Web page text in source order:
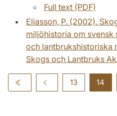
Full text (PDF)
Eliasson, P. (2002).
miljöhistoria om svensk
och lantbrukshistoriska
Skogs och Lantbruks
13 14